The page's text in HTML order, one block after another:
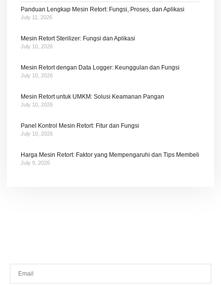
Panduan Lengkap Mesin Retort: Fungsi, Proses, dan Aplikasi
July 11, 2026
Mesin Retort Sterilizer: Fungsi dan Aplikasi
July 10, 2026
Mesin Retort dengan Data Logger: Keunggulan dan Fungsi
July 10, 2026
Mesin Retort untuk UMKM: Solusi Keamanan Pangan
July 10, 2026
Panel Kontrol Mesin Retort: Fitur dan Fungsi
July 10, 2026
Harga Mesin Retort: Faktor yang Mempengaruhi dan Tips Membeli
July 9, 2026